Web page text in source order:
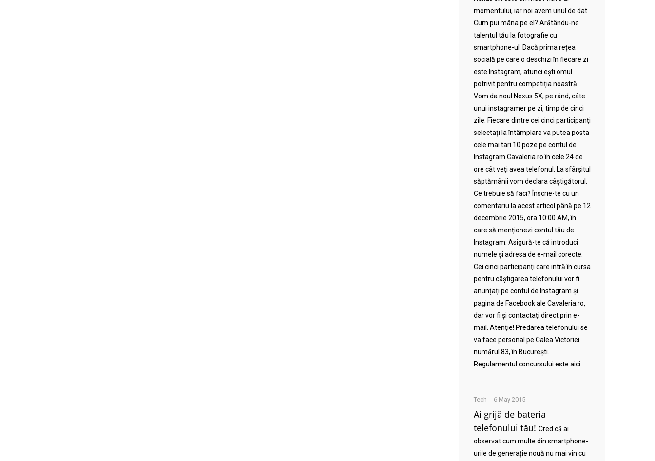
momentului, iar noi avem unul de dat.
Cum pui mâna pe el? Arătându-ne
talentul tău la fotografie cu
smartphone-ul. Dacă prima rețea
socială pe care o deschizi în fiecare zi
este Instagram, atunci ești omul
potrivit pentru competiția noastră.
Vom da noul Nexus 5X, pe rând, câte
unui instagramer pe zi, timp de cinci
zile. Fiecare dintre cei cinci participanți
selectați la întâmplare va putea posta
cele mai tari 10 poze pe contul de
Instagram Cavaleria.ro în cele 24 de
ore cât veți avea telefonul. La sfârșitul
săptămânii vom declara câștigătorul.
Ce trebuie să faci? Înscrie-te cu un
comentariu la acest articol până pe 12
decembrie 2015, ora 10:00 AM, în
care să menționezi contul tău de
Instagram. Asigură-te că introduci
numele și adresa de e-mail corecte.
Cei cinci participanți care intră în cursa
pentru câștigarea telefonului vor fi
anunțați pe contul de Instagram și
pagina de Facebook ale Cavaleria.ro,
dar vor fi și contactați direct prin e-
mail. Atenție! Predarea telefonului se
va face personal pe Calea Victoriei
numărul 83, în București.
Regulamentul concursului este aici.
Tech 6 May 2015
Ai grijă de bateria
telefonului tău! Cred că ai
observat cum multe din smartphone-
urile de generație nouă nu mai vin cu